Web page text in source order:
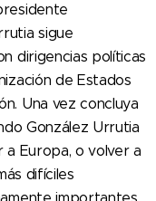
sigue
dirigencias políticas
de Estados
Una vez concluya
González Urrutia
Europa, o volver a
difíciles